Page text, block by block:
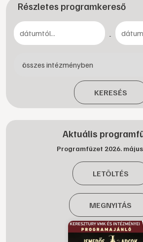
Részletes programkereső
-
KERESÉS
Aktuális
Programfüzet 2026.
LETÖLTÉS
MEGNYITÁS